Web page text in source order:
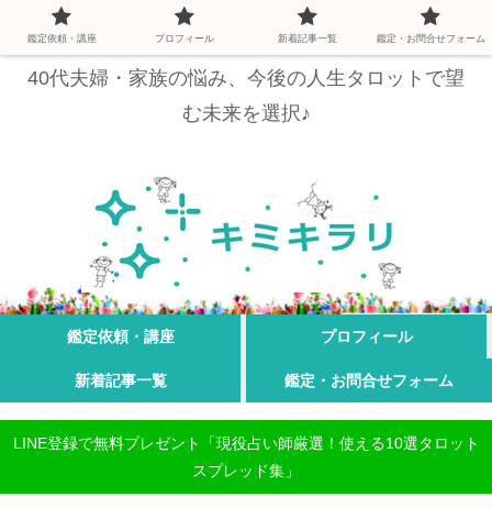
40代夫婦・家族の悩み、今後の人生タロットで望
む未来を選択♪
鑑定依頼・講座 プロフィール
新着記事一覧 鑑定・お問合せフォーム
LINE登録で無料プレゼント「現役占い師厳選！使える10選タロット
スプレッド集」
鑑定依頼・講座 プロフィール 新着記事一覧 鑑定・お問合せフォーム